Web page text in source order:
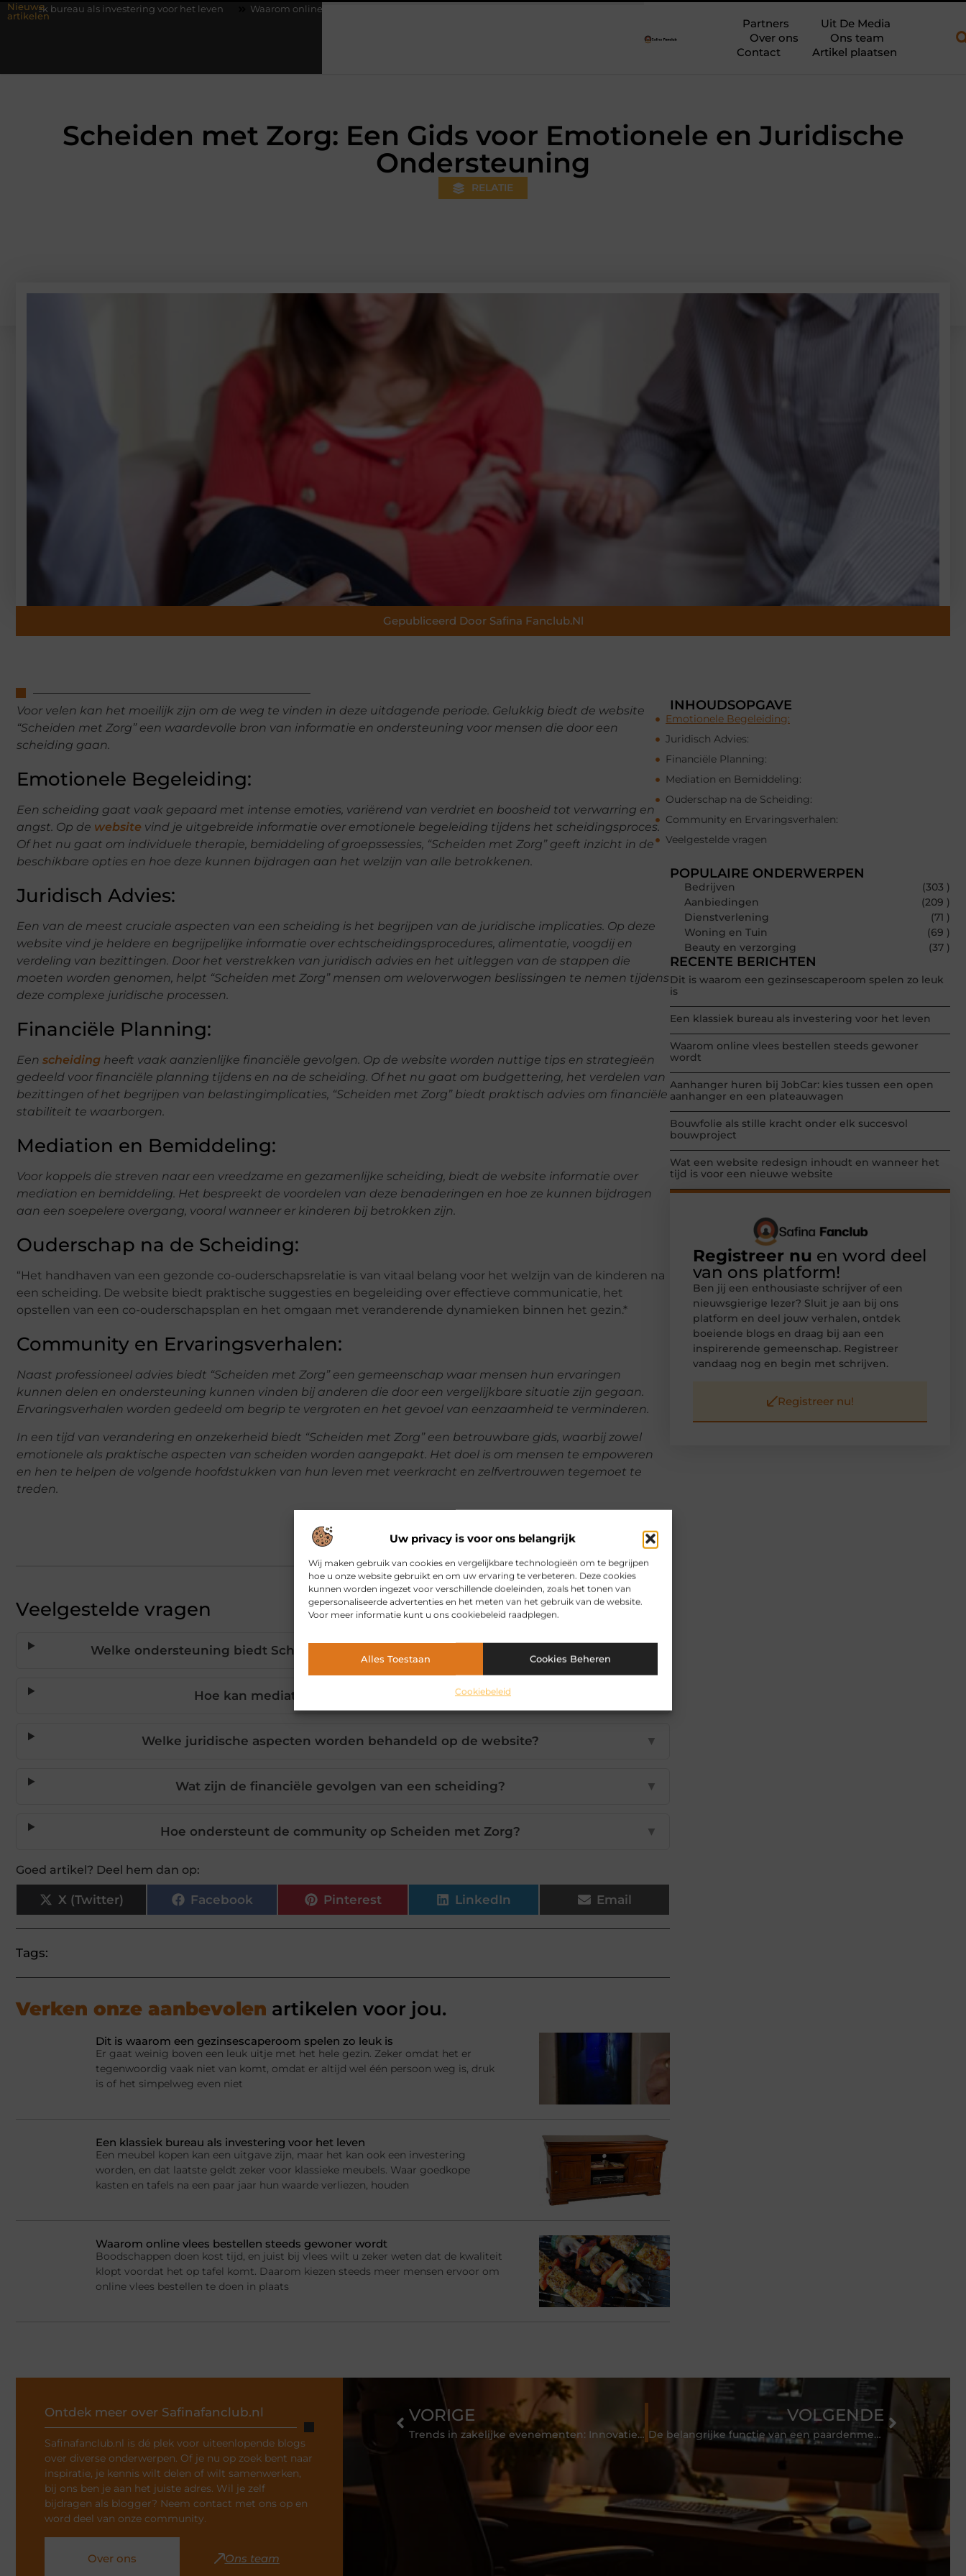
Uw privacy is voor ons belangrijk
Wij maken gebruik van cookies en vergelijkbare technologieën om te begrijpen
hoe u onze website gebruikt en om uw ervaring te verbeteren. Deze cookies
kunnen worden ingezet voor verschillende doeleinden, zoals het tonen van
gepersonaliseerde advertenties en het meten van het gebruik van de website.
Voor meer informatie kunt u ons cookiebeleid raadplegen.
Alles Toestaan Cookies Beheren
Cookiebeleid
Nieuwe
artikelen
voor het leven Waarom online vlees bestellen steeds gewoner wordt
Partners
Uit De Media
Over ons
Ons team
Contact
Artikel plaatsen
Scheiden met Zorg: Een Gids voor Emotionele en Juridische
Ondersteuning
RELATIE
Gepubliceerd Door Safina Fanclub.nl
Voor velen kan het moeilijk zijn om de weg te vinden in deze uitdagende periode. Gelukkig biedt de website
“Scheiden met Zorg” een waardevolle bron van informatie en ondersteuning voor mensen die door een
scheiding gaan.
Emotionele Begeleiding:
Een scheiding gaat vaak gepaard met intense emoties, variërend van verdriet en boosheid tot verwarring en
angst. Op de website vind je uitgebreide informatie over emotionele begeleiding tijdens het scheidingsproces.
Of het nu gaat om individuele therapie, bemiddeling of groepssessies, “Scheiden met Zorg” geeft inzicht in de
beschikbare opties en hoe deze kunnen bijdragen aan het welzijn van alle betrokkenen.
Juridisch Advies:
Een van de meest cruciale aspecten van een scheiding is het begrijpen van de juridische implicaties. Op deze
website vind je heldere en begrijpelijke informatie over echtscheidingsprocedures, alimentatie, voogdij en
verdeling van bezittingen. Door het verstrekken van juridisch advies en het uitleggen van de stappen die
moeten worden genomen, helpt “Scheiden met Zorg” mensen om weloverwogen beslissingen te nemen tijdens
deze complexe juridische processen.
Financiële Planning:
Een scheiding heeft vaak aanzienlijke financiële gevolgen. Op de website worden nuttige tips en strategieën
gedeeld voor financiële planning tijdens en na de scheiding. Of het nu gaat om budgettering, het verdelen van
bezittingen of het begrijpen van belastingimplicaties, “Scheiden met Zorg” biedt praktisch advies om financiële
stabiliteit te waarborgen.
Mediation en Bemiddeling:
Voor koppels die streven naar een vreedzame en gezamenlijke scheiding, biedt de website informatie over
mediation en bemiddeling. Het bespreekt de voordelen van deze benaderingen en hoe ze kunnen bijdragen
aan een soepelere overgang, vooral wanneer er kinderen bij betrokken zijn.
Ouderschap na de Scheiding:
“Het handhaven van een gezonde co-ouderschapsrelatie is van vitaal belang voor het welzijn van de kinderen na
een scheiding. De website biedt praktische suggesties en begeleiding over effectieve communicatie, het
opstellen van een co-ouderschapsplan en het omgaan met veranderende dynamieken binnen het gezin.*
Community en Ervaringsverhalen:
Naast professioneel advies biedt “Scheiden met Zorg” een gemeenschap waar mensen hun ervaringen
kunnen delen en ondersteuning kunnen vinden bij anderen die door een vergelijkbare situatie zijn gegaan.
Ervaringsverhalen worden gedeeld om begrip te vergroten en het gevoel van eenzaamheid te verminderen.
In een tijd van verandering en onzekerheid biedt “Scheiden met Zorg” een betrouwbare gids, waarbij zowel
emotionele als praktische aspecten van scheiden worden aangepakt. Het doel is om mensen te empoweren
en hen te helpen de volgende hoofdstukken van hun leven met veerkracht en zelfvertrouwen tegemoet te
treden.
Veelgestelde vragen
Welke ondersteuning biedt Scheiden met Zorg tijdens het scheidingsproces?
Hoe kan mediation helpen bij een scheiding?
Welke juridische aspecten worden behandeld op de website? ▼
Wat zijn de financiële gevolgen van een scheiding? ▼
Hoe ondersteunt de community op Scheiden met Zorg? ▼
Goed artikel? Deel hem dan op:
X (Twitter) Facebook Pinterest LinkedIn Email
Tags:
Verken onze aanbevolen artikelen voor jou.
Dit is waarom een gezinsescaperoom spelen zo leuk is
Er gaat weinig boven een leuk uitje met het hele gezin. Zeker omdat het er
tegenwoordig vaak niet van komt, omdat er altijd wel één persoon weg is, druk
is of het simpelweg even niet
Een klassiek bureau als investering voor het leven
Een meubel kopen kan een uitgave zijn, maar het kan ook een investering
worden, en dat laatste geldt zeker voor klassieke meubels. Waar goedkope
kasten en tafels na een paar jaar hun waarde verliezen, houden
Waarom online vlees bestellen steeds gewoner wordt
Boodschappen doen kost tijd, en juist bij vlees wilt u zeker weten dat de kwaliteit
klopt voordat het op tafel komt. Daarom kiezen steeds meer mensen ervoor om
online vlees bestellen te doen in plaats
INHOUDSOPGAVE
Emotionele Begeleiding:
Juridisch Advies:
Financiële Planning:
Mediation en Bemiddeling:
Ouderschap na de Scheiding:
Community en Ervaringsverhalen:
Veelgestelde vragen
POPULAIRE ONDERWERPEN
Bedrijven
(303 )
Aanbiedingen
(209 )
Dienstverlening
(71 )
Woning en Tuin
(69 )
Beauty en verzorging
(37 )
RECENTE BERICHTEN
Dit is waarom een gezinsescaperoom spelen zo leuk
is
Een klassiek bureau als investering voor het leven
Waarom online vlees bestellen steeds gewoner
wordt
Aanhanger huren bij JobCar: kies tussen een open
aanhanger en een plateauwagen
Bouwfolie als stille kracht onder elk succesvol
bouwproject
Wat een website redesign inhoudt en wanneer het
tijd is voor een nieuwe website
Registreer nu en word deel
van ons platform!
Ben jij een enthousiaste schrijver of een
nieuwsgierige lezer? Sluit je aan bij ons
platform en deel jouw verhalen, ontdek
boeiende blogs en draag bij aan een
inspirerende gemeenschap. Registreer
vandaag nog en begin met schrijven.
Registreer nu!
Ontdek meer over Safinafanclub.nl
Safinafanclub.nl is dé plek voor uiteenlopende blogs
over diverse onderwerpen. Of je nu op zoek bent naar
inspiratie, je kennis wilt delen of wilt samenwerken,
bij ons ben je aan het juiste adres. Wil je zelf
bijdragen als blogger? Neem contact met ons op en
word deel van onze community.
Over ons Ons team
VORIGE
Trends in zakelijke evenementen: Innovatie en creativiteit bij Creative Valley
VOLGENDE
De belangrijke functie van een paardenmestcontainer